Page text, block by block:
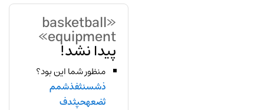
«basketball
equipment»
پیدا نشد!
منظور شما این بود؟
ذشسنثفذشمم
ثضعهحپثدف